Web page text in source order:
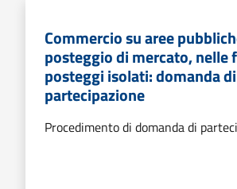
Commercio su aree
posteggio di mercato, nelle
posteggi isolati: domanda di
partecipazione
Procedimento di domanda di